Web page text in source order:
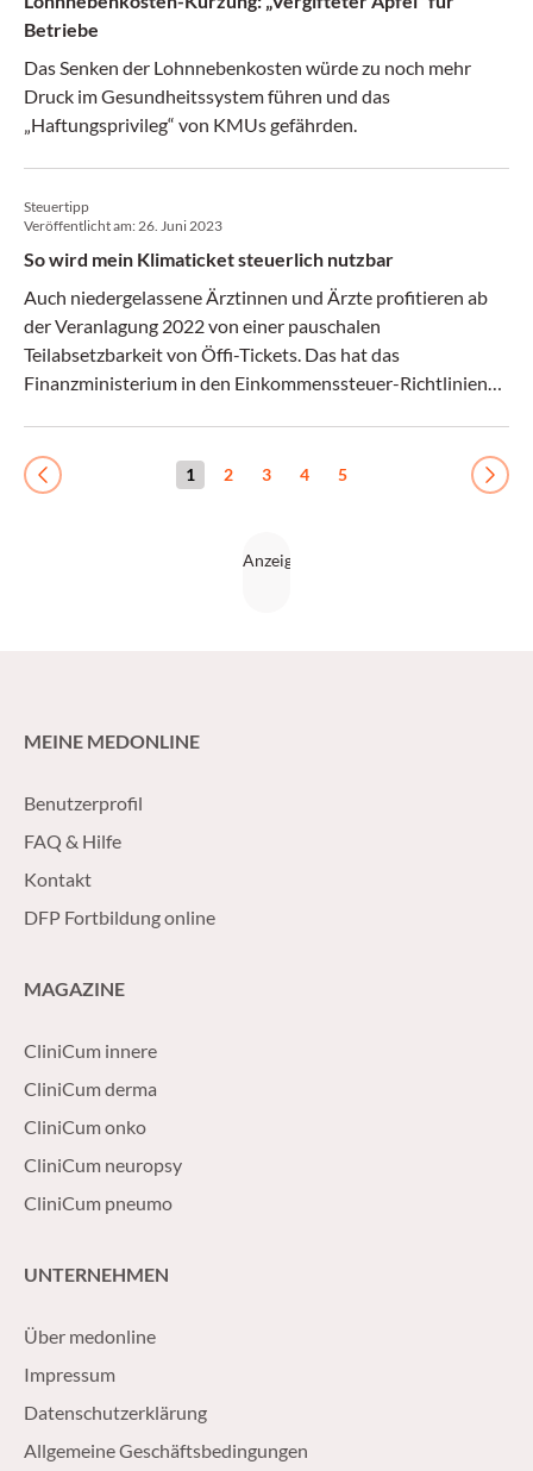
Betriebe
Das Senken der Lohnnebenkosten würde zu noch mehr
Druck im Gesundheitssystem führen und das
„Haftungsprivileg“ von KMUs gefährden.
Steuertipp
Veröffentlicht am:26. Juni 2023
So wird mein Klimaticket steuerlich nutzbar
Auch niedergelassene Ärztinnen und Ärzte profitieren ab
der Veranlagung 2022 von einer pauschalen
Teilabsetzbarkeit von Öffi-Tickets. Das hat das
Finanzministerium in den Einkommenssteuer-Richtlinien
Previous 1 2 3 4 5 Next
MEINE MEDONLINE
Benutzerprofil
FAQ & Hilfe
Kontakt
DFP Fortbildung online
MAGAZINE
CliniCum innere
CliniCum derma
CliniCum onko
CliniCum neuropsy
CliniCum pneumo
UNTERNEHMEN
Über medonline
Impressum
Datenschutzerklärung
Allgemeine Geschäftsbedingungen